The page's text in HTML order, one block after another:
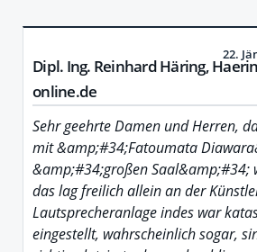
Dipl. Ing. Reinhard Häring,
online.de
22.
Sehr geehrte Damen und Herren,
mit &amp;#34;Fatoumata
&amp;#34;großen Saal&amp;#34;
das lag freilich allein an der
Lautsprecheranlage indes war
eingestellt, wahrscheinlich sogar,